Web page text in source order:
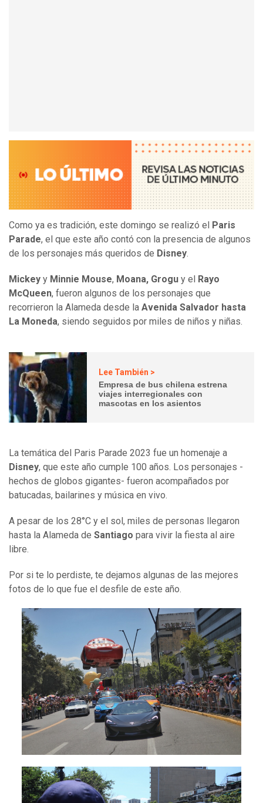
Como ya es tradición, este domingo se realizó el
Paris
Parade, el que este año contó con la presencia de algunos
de los personajes más queridos de Disney.
Mickey y Minnie Mouse, Moana, Grogu y el
Rayo
McQueen, fueron algunos de los personajes que
recorrieron la Alameda desde la Avenida Salvador hasta
La Moneda, siendo seguidos por miles de niños y niñas.
Lee También >
Empresa de bus chilena estrena
viajes interregionales con
mascotas en los asientos
La temática del Paris Parade 2023 fue un homenaje a
Disney, que este año cumple 100 años. Los personajes -
hechos de globos gigantes- fueron acompañados por
batucadas, bailarines y música en vivo.
A pesar de los 28°C y el sol, miles de personas llegaron
hasta la Alameda de Santiago para vivir la fiesta al aire
libre.
Por si te lo perdiste, te dejamos algunas de las mejores
fotos de lo que fue el desfile de este año.